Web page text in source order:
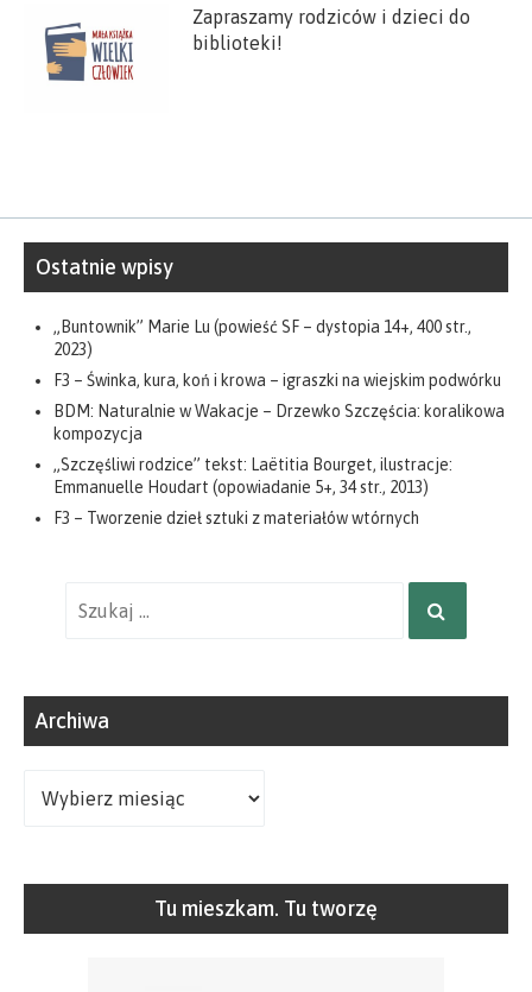
Zapraszamy rodziców i dzieci do
biblioteki!
Ostatnie wpisy
„Buntownik” Marie Lu (powieść SF – dystopia 14+, 400 str.,
2023)
F3 – Świnka, kura, koń i krowa – igraszki na wiejskim podwórku
BDM: Naturalnie w Wakacje – Drzewko Szczęścia: koralikowa
kompozycja
„Szczęśliwi rodzice” tekst: Laëtitia Bourget, ilustracje:
Emmanuelle Houdart (opowiadanie 5+, 34 str., 2013)
F3 – Tworzenie dzieł sztuki z materiałów wtórnych
SZUKAJ
Archiwa
Tu mieszkam. Tu tworzę